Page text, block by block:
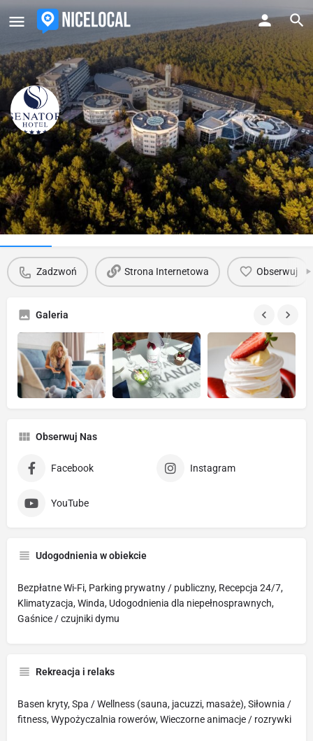
Hotel Senator
Kontakt email
senator@hotelsenator.pl Zadzwoń
Profil Opinie 0
Zadzwoń Strona Internetowa Obserwuj
Galeria
Obserwuj Nas
Facebook Instagram
YouTube
Udogodnienia w obiekcie
Bezpłatne Wi-Fi, Parking prywatny / publiczny, Recepcja 24/7,
Klimatyzacja, Winda, Udogodnienia dla niepełnosprawnych,
Gaśnice / czujniki dymu
Rekreacja i relaks
Basen kryty, Spa / Wellness (sauna, jacuzzi, masaże), Siłownia /
fitness, Wypożyczalnia rowerów, Wieczorne animacje / rozrywki